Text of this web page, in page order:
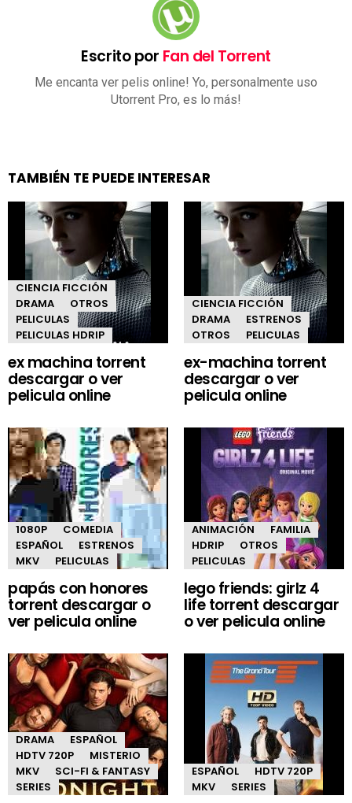
Escrito por Fan del Torrent
Me encanta ver pelis online! Yo, personalmente uso
Utorrent Pro, es lo más!
TAMBIÉN TE PUEDE INTERESAR
CIENCIA FICCIÓN
DRAMA
OTROS
PELICULAS
PELICULAS HDRIP
ex machina torrent
descargar o ver
pelicula online
CIENCIA FICCIÓN
DRAMA
ESTRENOS
OTROS
PELICULAS
ex-machina torrent
descargar o ver
pelicula online
1080P
COMEDIA
ESPAÑOL
ESTRENOS
MKV
PELICULAS
papás con honores
torrent descargar o
ver pelicula online
ANIMACIÓN
FAMILIA
HDRIP
OTROS
PELICULAS
lego friends: girlz 4
life torrent descargar
o ver pelicula online
DRAMA
ESPAÑOL
HDTV 720P
MISTERIO
MKV
SCI-FI & FANTASY
SERIES
ESPAÑOL
HDTV 720P
MKV
SERIES